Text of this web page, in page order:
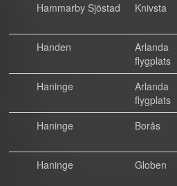
Hammarby Sjöstad
Knivsta
Handen
Arlanda
flygplats
Haninge
Arlanda
flygplats
Haninge
Borås
Haninge
Globen